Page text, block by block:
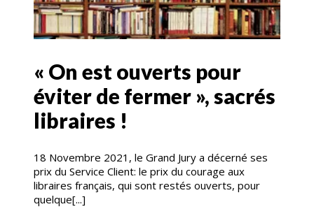
« On est ouverts pour
éviter de fermer », sacrés
libraires !
18 Novembre 2021, le Grand Jury a décerné ses
prix du Service Client: le prix du courage aux
libraires français, qui sont restés ouverts, pour
quelque[...]